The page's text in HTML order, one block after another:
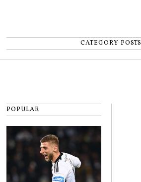
CATEGORY POSTS
POPULAR